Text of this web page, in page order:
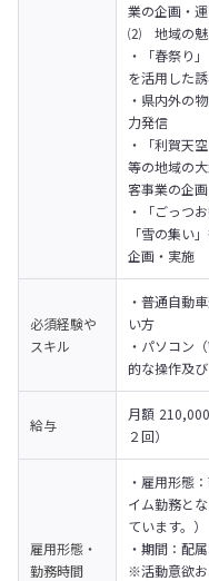
業の企画・
⑵　地域の
・「春祭り
を活用した
・県内外の
力発信
・「利賀天
等の地域の
客事業の企
・「ごっつ
「雪の集い
企画・実施
必須経験や
スキル
・普通自動
い方
・パソコン
的な操作及
給与
月額
２回）
雇用形態・
勤務時間
・雇用形態
イム勤務と
ています。）
・期間：配
※活動意欲お